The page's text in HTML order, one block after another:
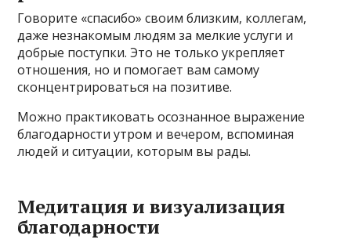
Говорите «спасибо» своим близким, коллегам,
даже незнакомым людям за мелкие услуги и
добрые поступки. Это не только укрепляет
отношения, но и помогает вам самому
сконцентрироваться на позитиве.
Можно практиковать осознанное выражение
благодарности утром и вечером, вспоминая
людей и ситуации, которым вы рады.
Медитация и визуализация
благодарности